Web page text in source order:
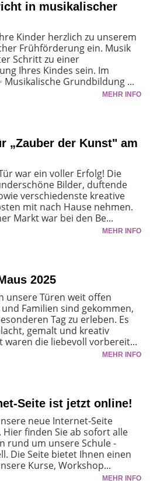
in musikalischer
Kinder herzlich zu unserem
Frühförderung ein. Musik
Schritt zu einer
Ihres Kindes sein. Im
Musikalische Grundbildung ...
MEHR INFO
„Zauber der Kunst" am
war ein voller Erfolg! Die
Bilder, duftende
verschiedenste kreative
mit nach Hause nehmen.
Markt war bei den Be...
MEHR INFO
2025
unsere Türen weit offen
Familien sind gekommen,
Tag zu erleben. Es
gemalt und kreativ
waren die liebevoll vorbereit...
MEHR INFO
Seite ist jetzt online!
neue Internet-Seite
finden Sie ab sofort alle
rund um unsere Schule -
Die Seite bietet Ihnen einen
Kurse, Workshop...
MEHR INFO